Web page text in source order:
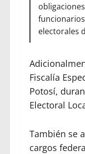
electorales
Fiscalía
Potosí,
Electoral
También se
cargos